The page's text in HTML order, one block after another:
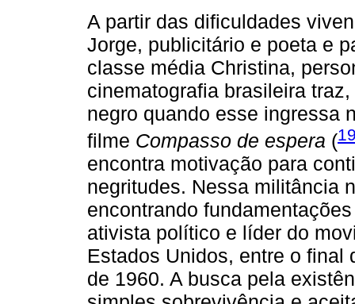
A partir das dificuldades
Jorge, publicitário e poeta e
classe média Christina,
cinematografia brasileira
negro quando esse ingressa
filme Compasso de espera (
encontra motivação para
negritudes. Nessa militância
encontrando
ativista político e líder do
Estados Unidos, entre o
de 1960. A busca pela